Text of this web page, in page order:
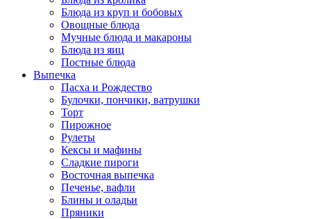
Блюда из круп и бобовых
Овощные блюда
Мучные блюда и макароны
Блюда из яиц
Постные блюда
Выпечка
Пасха и Рождество
Булочки, пончики, ватрушки
Торт
Пирожное
Рулеты
Кексы и мафины
Сладкие пироги
Восточная выпечка
Печенье, вафли
Блины и оладьи
Пряники